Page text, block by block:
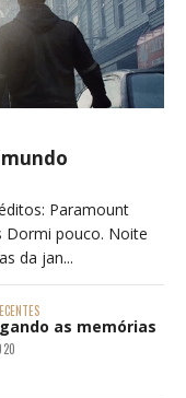
Paramount
Dormi pouco. Noite
da jan...
as memórias